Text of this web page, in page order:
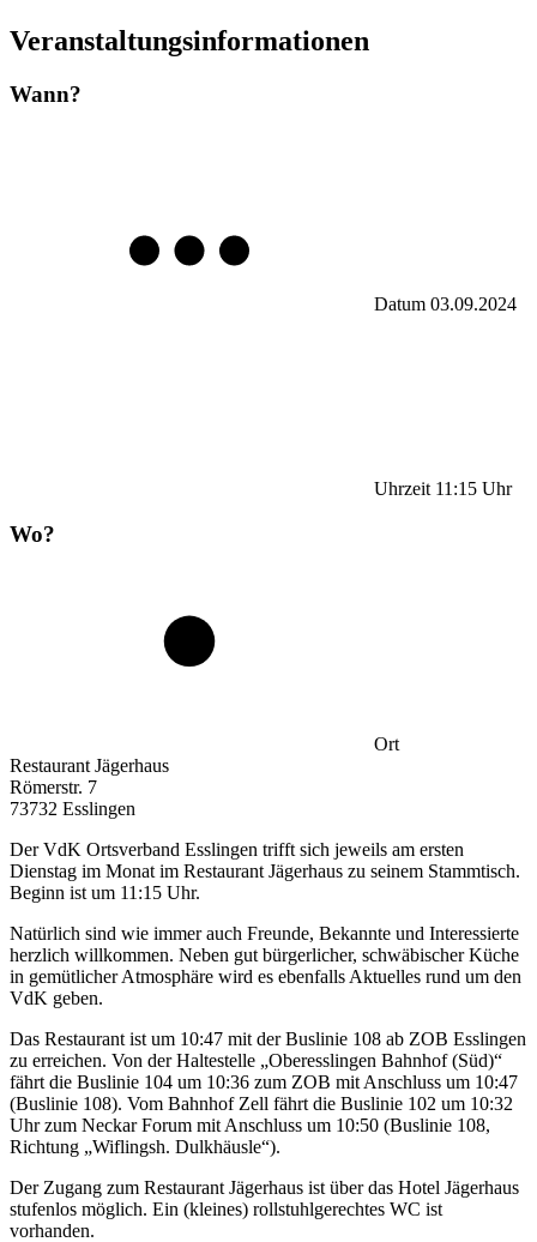
Veranstaltungsinformationen
Wann?
Datum 03.09.2024
Uhrzeit 11:15 Uhr
Wo?
Ort
Restaurant Jägerhaus
Römerstr. 7
73732 Esslingen
Der VdK Ortsverband Esslingen trifft sich jeweils am ersten
Dienstag im Monat im Restaurant Jägerhaus zu seinem Stammtisch.
Beginn ist um 11:15 Uhr.
Natürlich sind wie immer auch Freunde, Bekannte und Interessierte
herzlich willkommen. Neben gut bürgerlicher, schwäbischer Küche
in gemütlicher Atmosphäre wird es ebenfalls Aktuelles rund um den
VdK geben.
Das Restaurant ist um 10:47 mit der Buslinie 108 ab ZOB Esslingen
zu erreichen. Von der Haltestelle „Oberesslingen Bahnhof (Süd)“
fährt die Buslinie 104 um 10:36 zum ZOB mit Anschluss um 10:47
(Buslinie 108). Vom Bahnhof Zell fährt die Buslinie 102 um 10:32
Uhr zum Neckar Forum mit Anschluss um 10:50 (Buslinie 108,
Richtung „Wiflingsh. Dulkhäusle“).
Der Zugang zum Restaurant Jägerhaus ist über das Hotel Jägerhaus
stufenlos möglich. Ein (kleines) rollstuhlgerechtes WC ist
vorhanden.